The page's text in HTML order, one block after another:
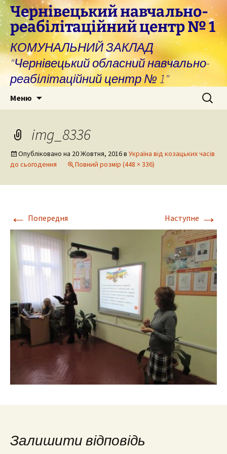
Перейти
до
вмісту
Чернівецький навчально-
реабілітаційний центр № 1
КОМУНАЛЬНИЙ ЗАКЛАД
"Чернівецький обласний навчально-
реабілітаційний центр № 1"
Меню Пошук:
img_8336
Опубліковано на 20 Жовтня, 2016в Україна від козацьких часів
до сьогодення
Повний розмір (448 × 336)
← Попередня Наступне →
Залишити відповідь